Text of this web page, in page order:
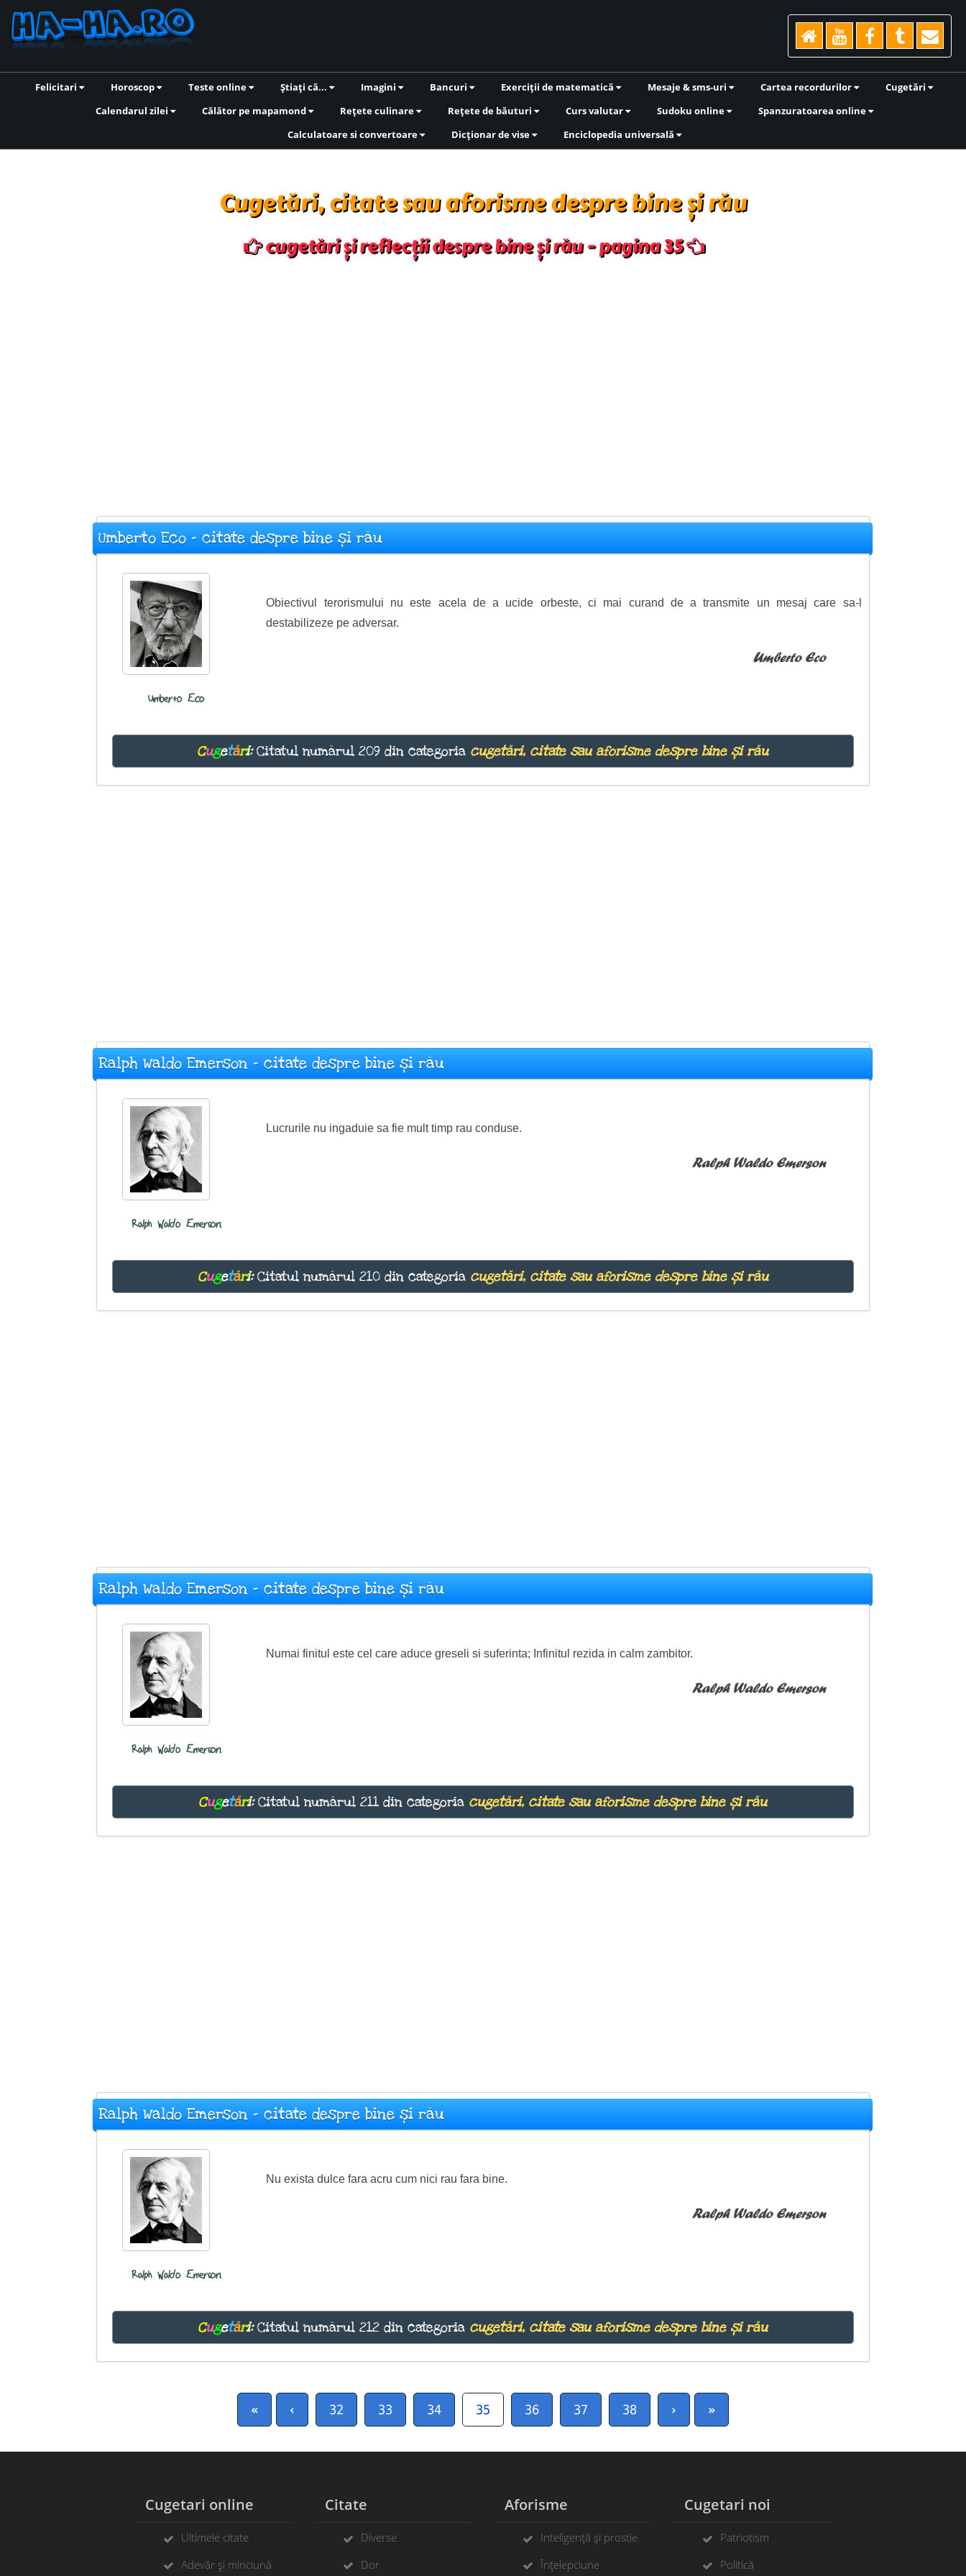
Felicitari Horoscop Teste online Știați că... Imagini Bancuri Exerciții de matematică Mesaje & sms-uri Cartea recordurilor
Cugetări
Calendarul zilei
Călător pe mapamond Rețete culinare Rețete de băuturi Curs valutar Sudoku online
Spanzuratoarea online
Calculatoare si convertoare
Dicționar de vise Enciclopedia universală
Cugetări, citate sau aforisme despre bine și rău
cugetări și reflecții despre bine și rău - pagina 35
Umberto Eco - citate despre bine și rău
Umberto Eco
Obiectivul terorismului nu este acela de a ucide orbeste, ci mai curand de a transmite un mesaj care sa-l
destabilizeze pe adversar.
Umberto Eco
Cugetări:Citatul numărul 209 din categoria cugetări, citate sau aforisme despre bine și rău
Ralph Waldo Emerson - citate despre bine și rău
Ralph Waldo Emerson
Lucrurile nu ingaduie sa fie mult timp rau conduse.
Ralph Waldo Emerson
Cugetări:Citatul numărul 210 din categoria cugetări, citate sau aforisme despre bine și rău
Ralph Waldo Emerson - citate despre bine și rău
Ralph Waldo Emerson
Numai finitul este cel care aduce greseli si suferinta; Infinitul rezida in calm zambitor.
Ralph Waldo Emerson
Cugetări:Citatul numărul 211 din categoria cugetări, citate sau aforisme despre bine și rău
Ralph Waldo Emerson - citate despre bine și rău
Ralph Waldo Emerson
Nu exista dulce fara acru cum nici rau fara bine.
Ralph Waldo Emerson
Cugetări:Citatul numărul 212 din categoria cugetări, citate sau aforisme despre bine și rău
« ‹ 32 33 34 35 36 37 38 › »
Cugetari online
Ultimele citate
Adevăr și minciună
Citate
Diverse
Dor
Aforisme
Inteligență și prostie
Înțelepciune
Cugetari noi
Patriotism
Politică